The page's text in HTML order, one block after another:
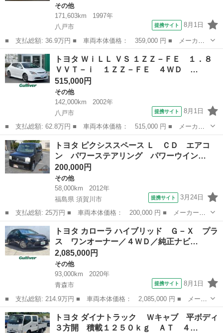
その他
171,603km
1997年
八戸市
提携サイト 8月1日
■ 支払総額: 36.9万円 ■ 車両本体価格： 359,000 円 ■ メーカー
名： トヨタ ■ 車種名： カリーナ ■ グレード名： Ｓｉ Ｇセ
レクション 現状販売車両／修復歴無し／４ＷＤ／オートマ／オート
ライト／寒冷...
青森 八戸市 その他
トヨタ ＷｉＬＬ ＶＳ １ＺＺ－ＦＥ １．８
ＶＶＴ－ｉ １ＺＺ－ＦＥ ４ＷＤ …
515,000円
その他
142,000km
2002年
八戸市
提携サイト 8月1日
■ 支払総額: 62.8万円 ■ 車両本体価格： 515,000 円 ■ メーカー
名： トヨタ ■ 車種名： ＷｉＬＬ ＶＳ ■ グレード名： １ＺＺ
－ＦＥ １．８ＶＶＴ－ｉ １ＺＺ－ＦＥ ４ＷＤ ケンウッドＣＤ
／ＭＤ オ...
青森 八戸市 その他
トヨタ ピクシススペース Ｌ ＣＤ エアコ
ン パワーステアリング パワーウイン…
200,000円
その他
58,000km
2012年
福島県 須賀川市
提携サイト 3月24日
■ 支払総額: 25万円 ■ 車両本体価格： 200,000 円 ■ メーカー
名： トヨタ ■ 車種名： ピクシススペース ■ グレード名：
Ｌ ＣＤ エアコン パワーステアリング パワーウインドウ 運転
席エアバッグ 助手...
福島 須賀川市 その他
トヨタ カローラ ハイブリッド Ｇ－Ｘ プラ
ス ワンオーナー／４ＷＤ／純正ナビ…
2,085,000円
その他
93,000km
2020年
青森市
提携サイト 8月1日
■ 支払総額: 214.9万円 ■ 車両本体価格： 2,085,000 円 ■ メーカ
ー名： トヨタ ■ 車種名： カローラ ■ グレード名： ハイブリ
ッド Ｇ－Ｘ プラス ワンオーナー／４ＷＤ／純正ナビ／フルセグ
ＴＶ／ク...
青森 青森市 その他
トヨタ ダイナトラック Ｗキャブ 平ボディ
３方開 積載１２５０ｋｇ ＡＴ ４…